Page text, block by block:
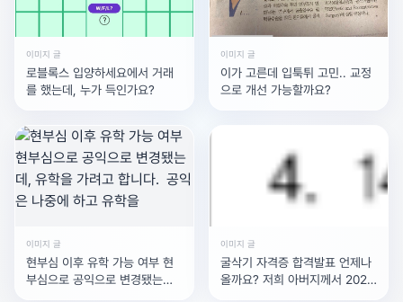
이미지 글
로블록스 입양하세요에서 거래
를 했는데, 누가 득인가요?
이미지 글
이가 고른데 입툭튀 고민.. 교정
으로 개선 가능할까요?
이미지 글
현부심 이후 유학 가능 여부 현
부심으로 공익으로 변경됐는데,
이미지 글
굴삭기 자격증 합격발표 언제나
올까요? 저희 아버지께서 2025